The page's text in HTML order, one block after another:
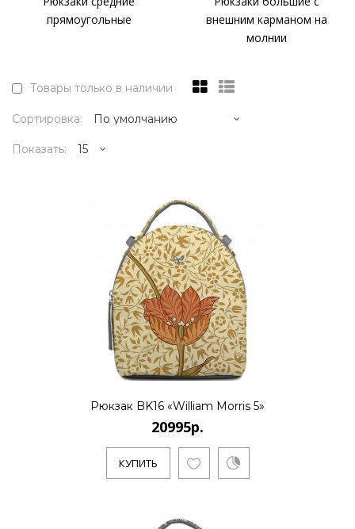
прямоугольные
внешним карманом на
молнии
Товары только в наличии
Сортировка:
Показать:
20995р.
..
КУПИТЬ
..
Рюкзак BK16 «William Morris 5»
20995р.
КУПИТЬ